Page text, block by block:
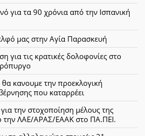
για τα 90 χρόνια από την Ισπανική
μας στην Αγία Παρασκευή
για τις κρατικές δολοφονίες στο
κανουμε την προεκλογική
που καταρρέει
την στοχοποίηση μέλους της
την ΛΑΕ/ΑΡΑΣ/ΕΑΑΚ στο ΠΑ.ΠΕΙ.